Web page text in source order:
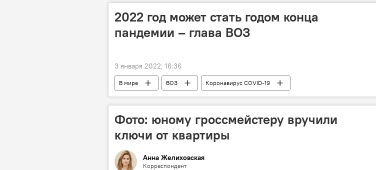
2022 год может стать годом конца
пандемии – глава ВОЗ
3 января 2022, 16:36
В мире ВОЗ Коронавирус COVID-19
Фото: юному гроссмейстеру вручили
ключи от квартиры
Анна Желиховская
Корреспондент